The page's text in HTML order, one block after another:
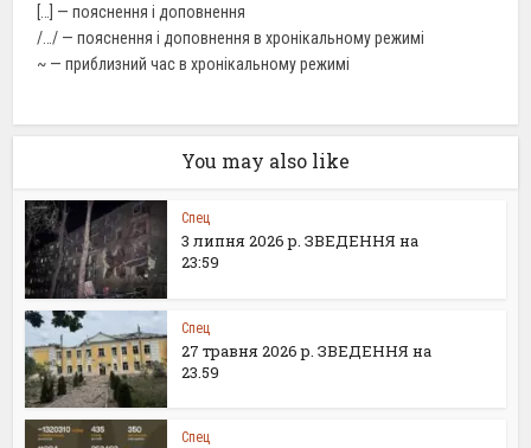
[…] — пояснення і доповнення
/…/ — пояснення і доповнення в хронікальному режимі
~ — приблизний час в хронікальному режимі
You may also like
Спец
3 липня 2026 р. ЗВЕДЕННЯ на
23:59
Спец
27 травня 2026 р. ЗВЕДЕННЯ на
23.59
Спец